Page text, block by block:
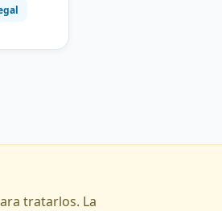
tratarlos. La